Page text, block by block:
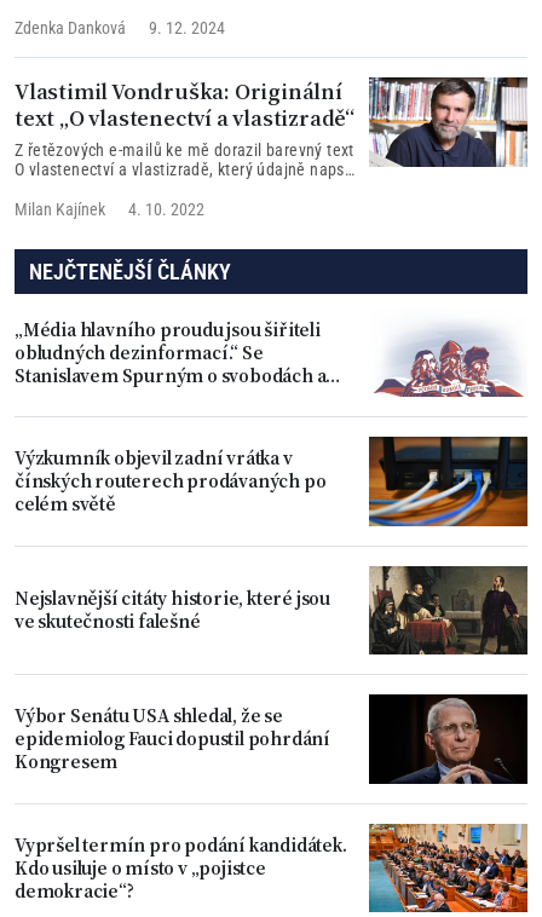
nové archivní kulturní památky.
Zdenka Danková 9. 12. 2024
Vlastimil Vondruška: Originální
text „O vlastenectví a vlastizradě“
Z řetězových e-mailů ke mě dorazil barevný text
O vlastenectví a vlastizradě, který údajně napsal
po zkušenostech silnou nedůvěru vůči všem
přirozeně jsem se obrátil přímo na pana
Vondrušku, abych se ho optal, zda text napsal
on. Co odpověděl pan Vondruška a jak zní
Milan Kajínek 4. 10. 2022
NEJČTENĚJŠÍ ČLÁNKY
„Média hlavního proudu jsou šiřiteli
obludných dezinformací.“ Se
Stanislavem Spurným o svobodách a
Výzkumník objevil zadní vrátka v
čínských routerech prodávaných po
celém světě
Nejslavnější citáty historie, které jsou
ve skutečnosti falešné
Výbor Senátu USA shledal, že se
epidemiolog Fauci dopustil pohrdání
Kongresem
Vypršel termín pro podání kandidátek.
Kdo usiluje o místo v „pojistce
demokracie“?